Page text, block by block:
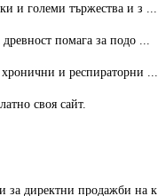
и големи тържества и з ...
помага за подо ...
и респираторни ...
своя сайт.
директни продажби на к